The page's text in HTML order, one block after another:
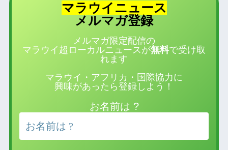
マラウイニュース
メルマガ登録
メルマガ限定配信の
マラウイ超ローカルニュースが無料で受け取
れます
マラウイ・アフリカ・国際協力に
興味があったら登録しよう！
お名前は ?